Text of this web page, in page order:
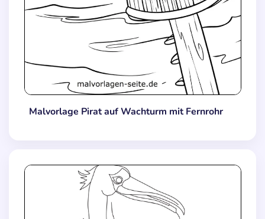
Malvorlage Pirat auf Wachturm mit Fernrohr